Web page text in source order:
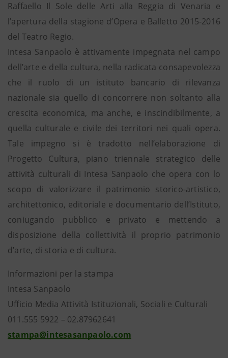
Raffaello Il Sole delle Arti alla Reggia di Venaria e
l’apertura della stagione d’Opera e Balletto 2015-2016
del Teatro Regio.
Intesa Sanpaolo è attivamente impegnata nel campo
dell’arte e della cultura, nella radicata consapevolezza
che il ruolo di un istituto bancario di rilevanza
nazionale sia quello di concorrere non soltanto alla
crescita economica, ma anche, e inscindibilmente, a
quella culturale e civile dei territori nei quali opera.
Tale impegno si è tradotto nell’elaborazione di
Progetto Cultura, piano triennale strategico delle
attività culturali di Intesa Sanpaolo che opera con lo
scopo di valorizzare il patrimonio storico-artistico,
architettonico, editoriale e documentario dell’Istituto,
coniugando pubblico e privato e mettendo a
disposizione della collettività il proprio patrimonio
d’arte, di storia e di cultura.
Informazioni per la stampa
Intesa Sanpaolo
Ufficio Media Attività Istituzionali, Sociali e Culturali
011.555 5922 – 02.87962641
stampa@intesasanpaolo.com